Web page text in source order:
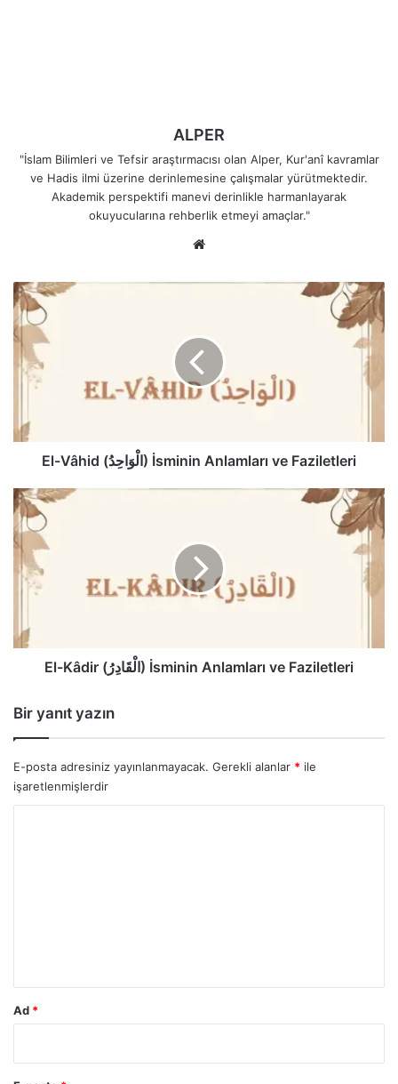
ALPER
"İslam Bilimleri ve Tefsir araştırmacısı olan Alper, Kur'anî kavramlar
ve Hadis ilmi üzerine derinlemesine çalışmalar yürütmektedir.
Akademik perspektifi manevi derinlikle harmanlayarak
okuyucularına rehberlik etmeyi amaçlar."
El-
Vâhid
(الْوَاحِدُ)
İsminin
Anlamları
El-Vâhid (الْوَاحِدُ) İsminin Anlamları ve Faziletleri
El-
Kâdir
(الْقَادِرُ)
İsminin
Anlamları
ve
El-Kâdir (الْقَادِرُ) İsminin Anlamları ve Faziletleri
Bir yanıt yazın
E-posta adresiniz yayınlanmayacak. Gerekli alanlar * ile
işaretlenmişlerdir
Ad *